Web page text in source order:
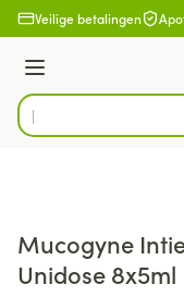
Ga naar de inhoud
Veilige betalingen
Menu
Product, merk,
Mucogyne
Unidose 8x5ml